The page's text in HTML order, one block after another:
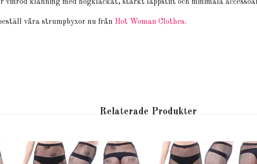
vinröd klänning med högklackat, starkt läppstift och minimala
våra strumpbyxor nu från Hot Woman Clothes.